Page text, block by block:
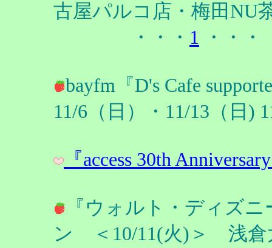
古屋パルコ店・梅田NU
・・・ 1 ・・・
bayfm『D's Cafe
11/6（日）・11/13（日
『access 30th
『ウォルト・ディズ
ン ＜10/11(火)＞ 浅倉